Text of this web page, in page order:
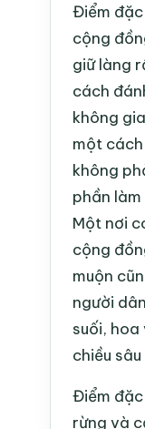
Điểm
cộng
giữ làng
cách
không
một
không
phần
Một nơi
cộng
muộn
người
suối,
chiều
Điểm
rừng và